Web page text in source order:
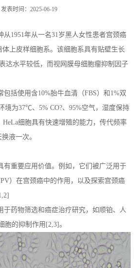
发表时间：2025-06-19
从1951年从一名31岁黑人女性患者宫颈癌
上皮样细胞系。该细胞系具有贴壁生长
表达水平较低，而视网膜母细胞瘤抑制因子
包括使用含10%胎牛血清（FBS）和 1%双
境为37℃、 5% CO?、 95%空气，湿度保持
HeLa细胞具有快速增殖的能力，传代频率
换液一次。
有重要应用价值。例如，它们被广泛用于
）在宫颈癌中的作用，以及探索宫颈癌
于药物筛选和癌症治疗研究，如顺铂、人
胞的抑制作用 [2,3]。